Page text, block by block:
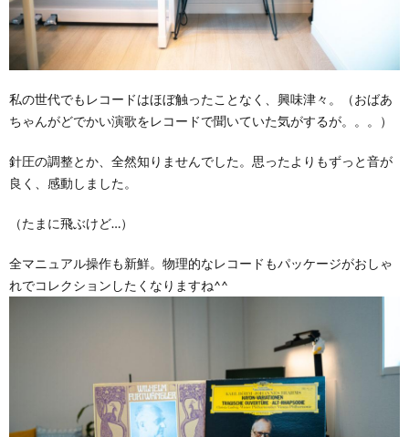
私の世代でもレコードはほぼ触ったことなく、興味津々。（おばあ
ちゃんがどでかい演歌をレコードで聞いていた気がするが。。。）
針圧の調整とか、全然知りませんでした。思ったよりもずっと音が
良く、感動しました。
（たまに飛ぶけど…）
全マニュアル操作も新鮮。物理的なレコードもパッケージがおしゃ
れでコレクションしたくなりますね^^